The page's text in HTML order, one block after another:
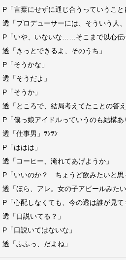
P「言葉にせずに通じ合うっていうこと
透「プロデューサーには、そういう人、
P「いや、いないな……そこまで以心伝
透「きっとできるよ、そのうち」
P「そうかな」
透「そうだよ」
P「そうか」
透「ところで、結局考えてたことの答え
P「僕っ娘アイドルっていうのも結構あ
透「仕事男」ﾂﾝﾂﾝ
P「ははは」
透「コーヒー、淹れてあげようか」
P「いいのか？ ちょうど飲みたいと思
透「ほら、アレ。女の子アピールみたい
P「心配しなくても、今の透は誰が見て
透「口説いてる？」
P「口説いてはないな」
透「ふふっ、だよね」